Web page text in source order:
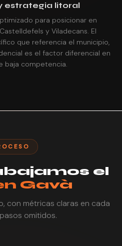
estrategia litoral
para posicionar en
y Viladecans. El
que referencia el municipio,
es el factor diferencial en
baja competencia.
el
Gavà
con métricas claras en cada
omitidos.